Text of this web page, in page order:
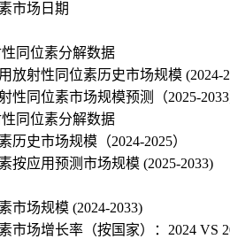
市场日期
同位素分解数据
放射性同位素历史市场规模 (2024-
性同位素市场规模预测（2025-2033
同位素分解数据
历史市场规模（2024-2025）
按应用预测市场规模 (2025-2033)
市场规模 (2024-2033)
市场增长率（按国家）：2024 VS